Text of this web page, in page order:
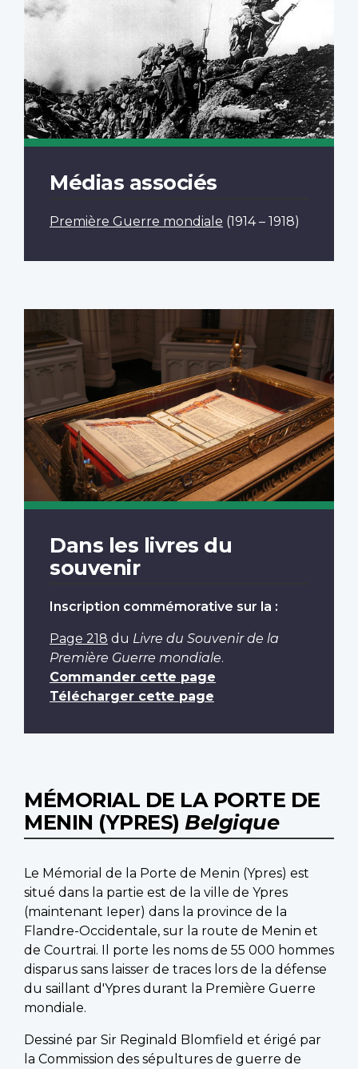
Médias associés
Première Guerre mondiale (1914 – 1918)
Dans les livres du
souvenir
Inscription commémorative sur la :
Page 218 du Livre du Souvenir de la
Première Guerre mondiale.
Commander cette page
Télécharger cette page
MÉMORIAL DE LA PORTE DE
MENIN (YPRES) Belgique
Le Mémorial de la Porte de Menin (Ypres) est
situé dans la partie est de la ville de Ypres
(maintenant Ieper) dans la province de la
Flandre-Occidentale, sur la route de Menin et
de Courtrai. Il porte les noms de 55 000 hommes
disparus sans laisser de traces lors de la défense
du saillant d'Ypres durant la Première Guerre
mondiale.
Dessiné par Sir Reginald Blomfield et érigé par
la Commission des sépultures de guerre de